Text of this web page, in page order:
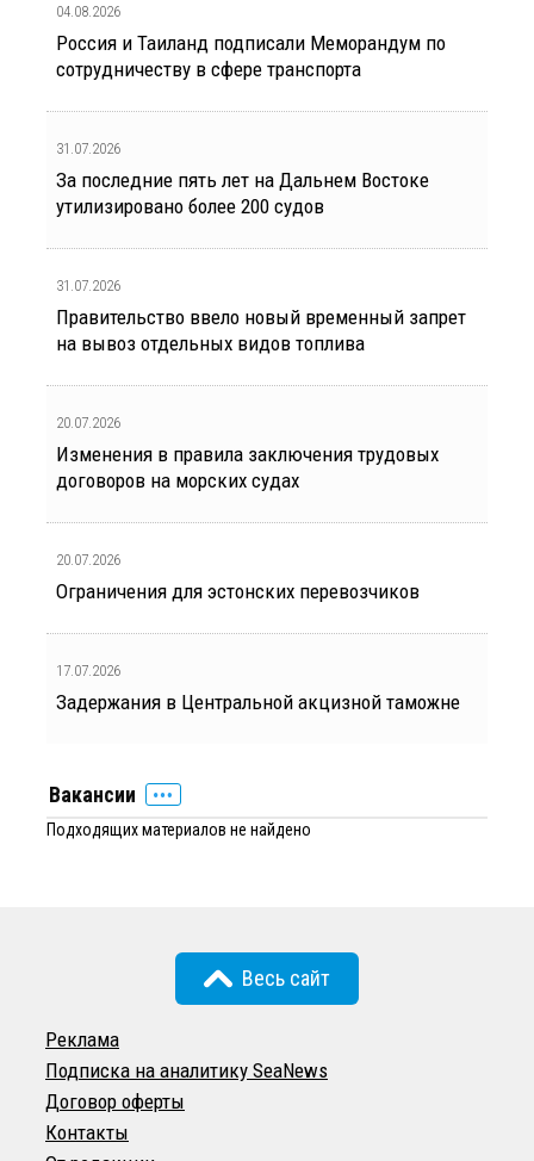
04.08.2026
Россия и Таиланд подписали Меморандум по
сотрудничеству в сфере транспорта
31.07.2026
За последние пять лет на Дальнем Востоке
утилизировано более 200 судов
31.07.2026
Правительство ввело новый временный запрет
на вывоз отдельных видов топлива
20.07.2026
Изменения в правила заключения трудовых
договоров на морских судах
20.07.2026
Ограничения для эстонских перевозчиков
17.07.2026
Задержания в Центральной акцизной таможне
Вакансии
Подходящих материалов не найдено
Весь сайт
Реклама
Подписка на аналитику SeaNews
Договор оферты
Контакты